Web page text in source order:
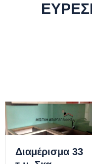
Διαμέρισμα 33